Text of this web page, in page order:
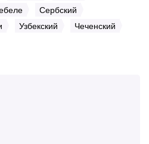
Сербский
Узбекский
Чеченский